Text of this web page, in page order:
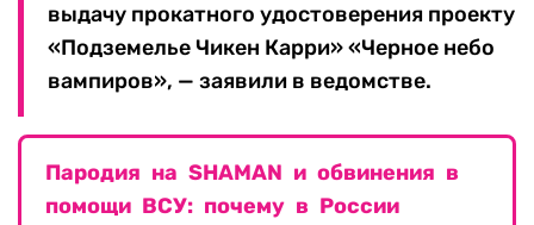
выдачу прокатного удостоверения проекту
«Подземелье Чикен Карри» «Черное небо
вампиров», — заявили в ведомстве.
Пародия на SHAMAN и обвинения в
помощи ВСУ: почему в России